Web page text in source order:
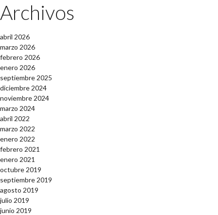
Archivos
abril 2026
marzo 2026
febrero 2026
enero 2026
septiembre 2025
diciembre 2024
noviembre 2024
marzo 2024
abril 2022
marzo 2022
enero 2022
febrero 2021
enero 2021
octubre 2019
septiembre 2019
agosto 2019
julio 2019
junio 2019